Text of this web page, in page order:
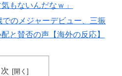
もないんだなｗ」
でのメジャーデビュー、三振
と賛否の声【海外の反応】
次